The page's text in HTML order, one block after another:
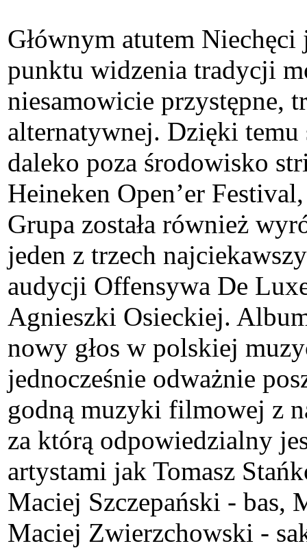
Głównym atutem
punktu widzenia tradycji
niesamowicie przystępne,
alternatywnej. Dzięki temu
daleko poza środowisko
Heineken Open’er
Grupa została również
jeden z trzech
audycji Offensywa De
Agnieszki Osieckiej.
nowy głos w polskiej
jednocześnie odważnie
godną muzyki filmowej z
za którą odpowiedzialny
artystami jak Tomasz
Maciej Szczepański - bas,
Maciej Zwierzchowski -